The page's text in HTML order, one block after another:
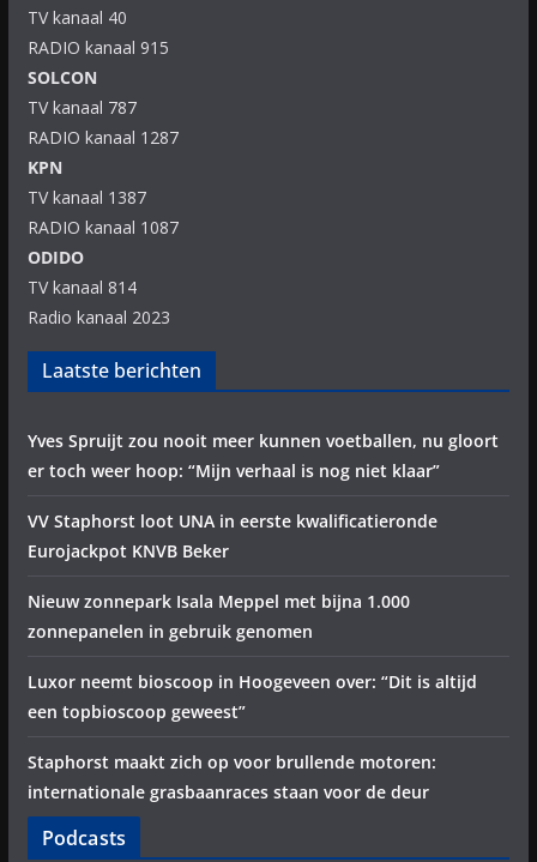
TV kanaal 40
RADIO kanaal 915
SOLCON
TV kanaal 787
RADIO kanaal 1287
KPN
TV kanaal 1387
RADIO kanaal 1087
ODIDO
TV kanaal 814
Radio kanaal 2023
Laatste berichten
Yves Spruijt zou nooit meer kunnen voetballen, nu gloort
er toch weer hoop: “Mijn verhaal is nog niet klaar”
VV Staphorst loot UNA in eerste kwalificatieronde
Eurojackpot KNVB Beker
Nieuw zonnepark Isala Meppel met bijna 1.000
zonnepanelen in gebruik genomen
Luxor neemt bioscoop in Hoogeveen over: “Dit is altijd
een topbioscoop geweest”
Staphorst maakt zich op voor brullende motoren:
internationale grasbaanraces staan voor de deur
Podcasts